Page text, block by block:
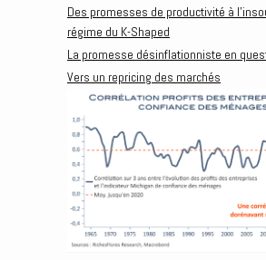
Des promesses de productivité à
régime du K-Shaped
La promesse désinflationniste en
Vers un repricing des marchés